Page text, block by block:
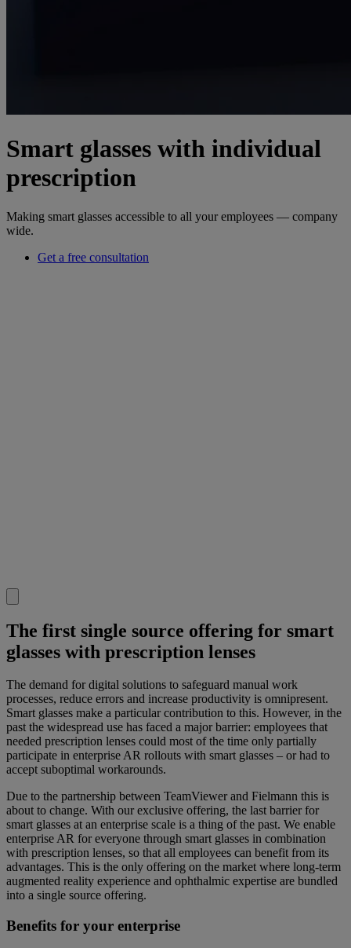
Smart glasses with individual
prescription
Making smart glasses accessible to all your employees — company
wide.
Get a free consultation
The first single source offering for smart
glasses with prescription lenses
The demand for digital solutions to safeguard manual work
processes, reduce errors and increase productivity is omnipresent.
Smart glasses make a particular contribution to this. However, in the
past the widespread use has faced a major barrier: employees that
needed prescription lenses could most of the time only partially
participate in enterprise AR rollouts with smart glasses – or had to
accept suboptimal workarounds.
Due to the partnership between TeamViewer and Fielmann this is
about to change. With our exclusive offering, the last barrier for
smart glasses at an enterprise scale is a thing of the past. We enable
enterprise AR for everyone through smart glasses in combination
with prescription lenses, so that all employees can benefit from its
advantages. This is the only offering on the market where long-term
augmented reality experience and ophthalmic expertise are bundled
into a single source offering.
Benefits for your enterprise